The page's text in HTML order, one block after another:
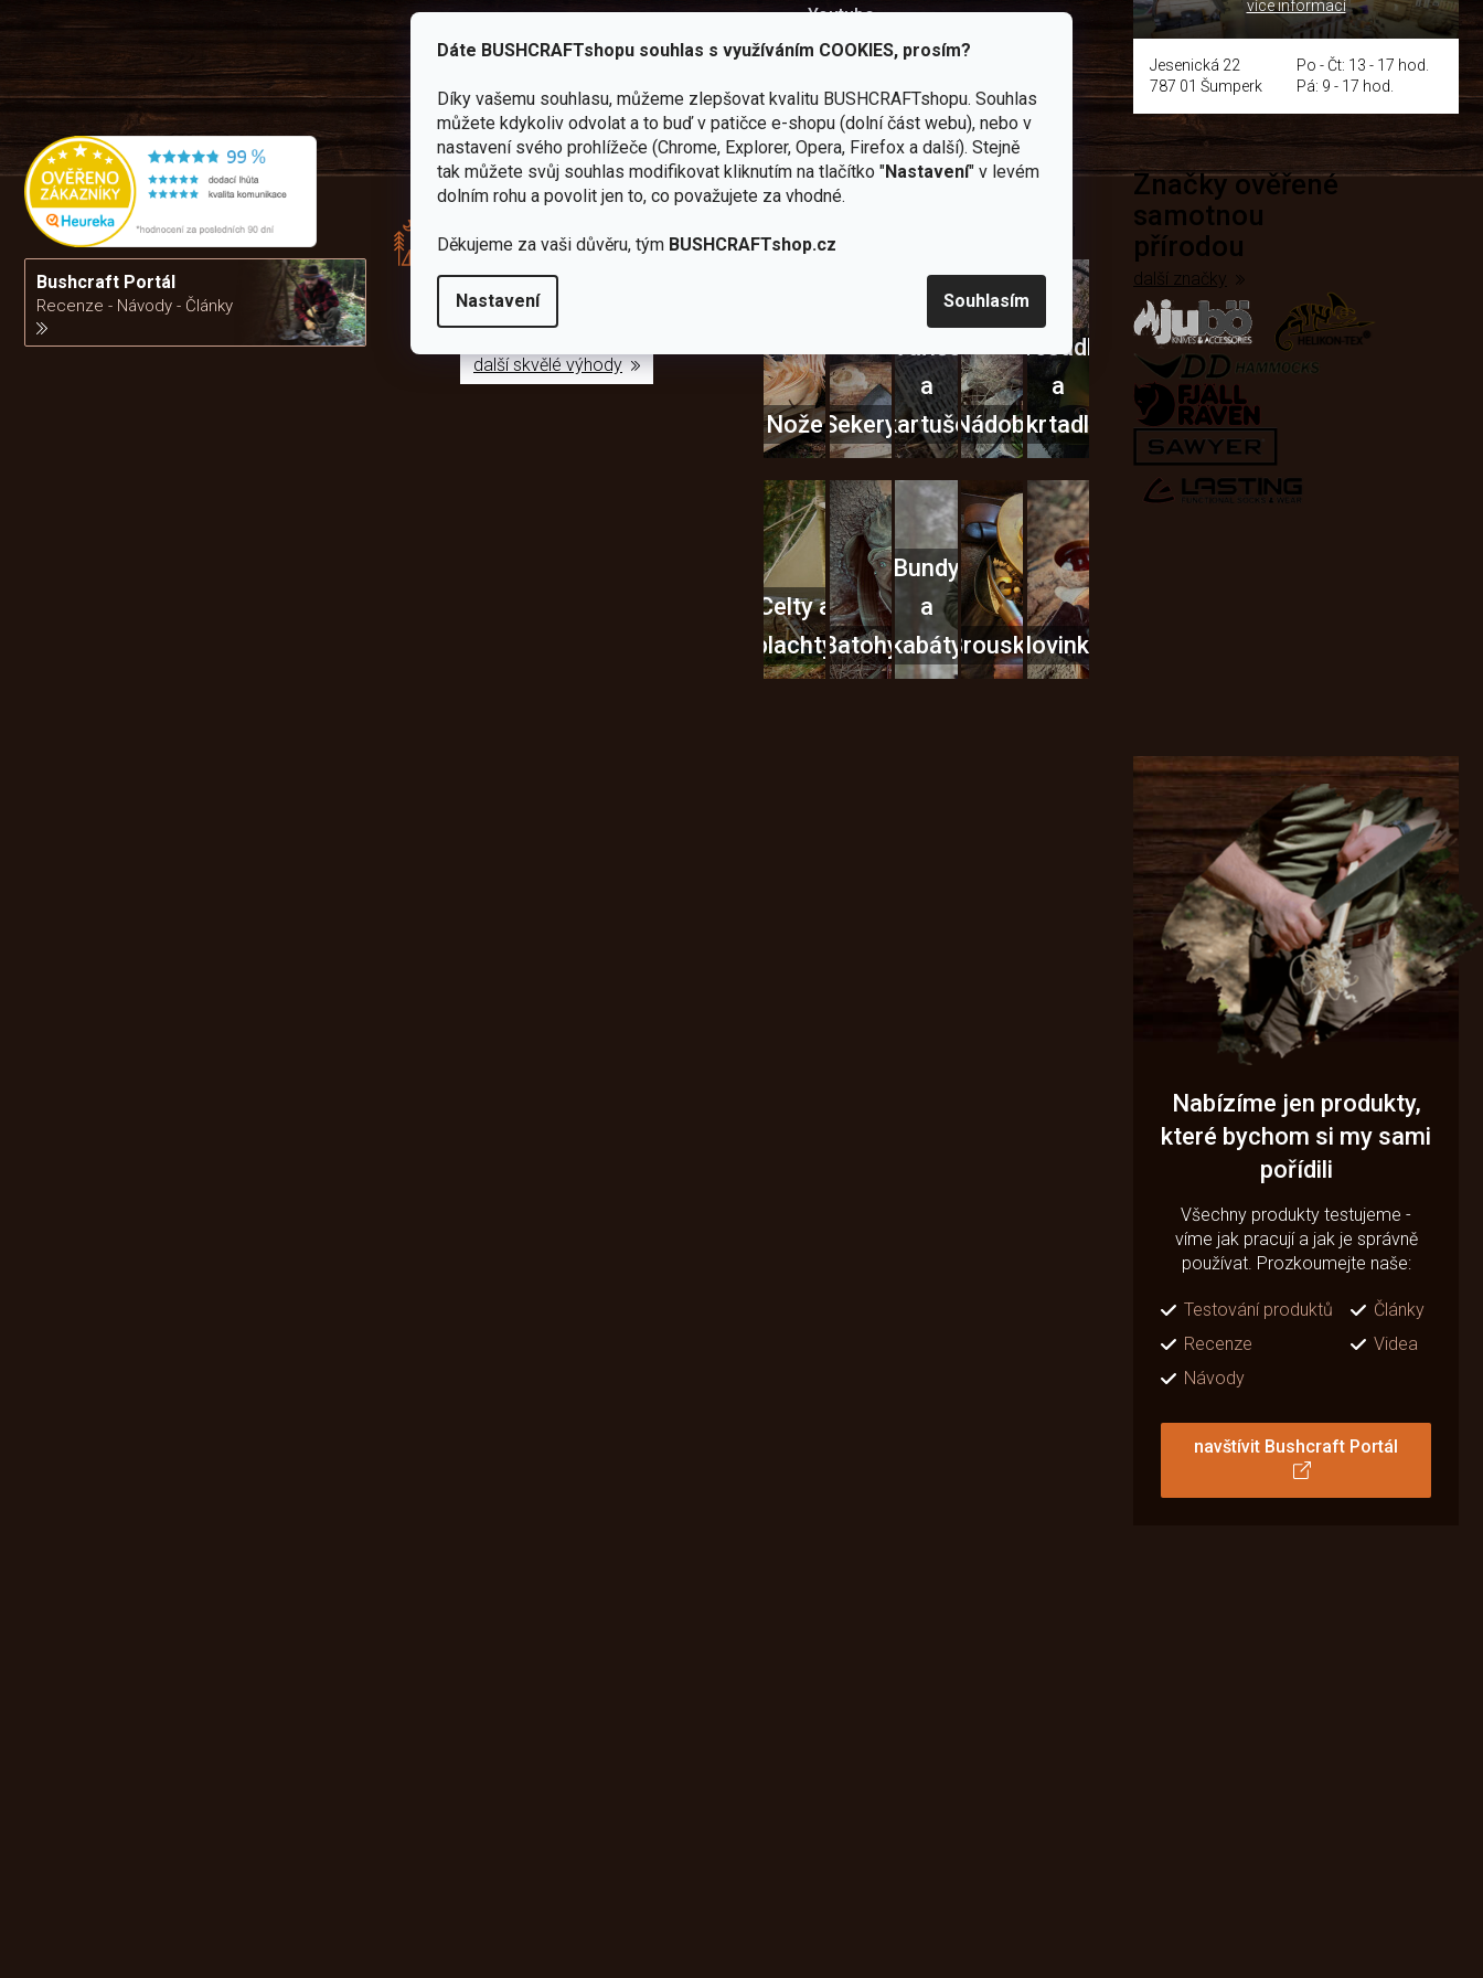
Dáte BUSHCRAFTshopu souhlas s využíváním COOKIES, prosím?
Díky vašemu souhlasu, můžeme zlepšovat kvalitu BUSHCRAFTshopu. Souhlas
můžete kdykoliv odvolat a to buď v patičce e-shopu (dolní část webu), nebo v
nastavení svého prohlížeče (Chrome, Explorer, Opera, Firefox a další). Stejně
tak můžete svůj souhlas modifikovat kliknutím na tlačítko "Nastavení" v levém
dolním rohu a povolit jen to, co považujete za vhodné.
Děkujeme za vaši důvěru, tým BUSHCRAFTshop.cz
Nastavení Souhlasím
Youtube více informací
Jesenická 22
787 01 Šumperk
Po - Čt: 13 - 17 hod.
Pá: 9 - 17 hod.
Bushcraft Portál
Recenze - Návody - Články
Rádi
předáváme
zkušenosti
vám s
výběrem
Zboží
sami
U nás
nekoupíte
2
kamenné
Navštivte
Vlastní
značka
Poctivá
další skvělé výhody
Užijte si to v přírodě
NožeSekery
a
kartušeNádobí
Křesadla
a
škrtadla
Celty a
plachtyBatohy
Bundy
a
kabátyBrouskyNovinky
Značky ověřené
samotnou
přírodou
další značky
Nabízíme jen produkty,
které bychom si my sami
pořídili
Všechny produkty testujeme -
víme jak pracují a jak je správně
používat. Prozkoumejte naše:
Testování produktů
Články
Recenze
Videa
Návody
navštívit Bushcraft Portál